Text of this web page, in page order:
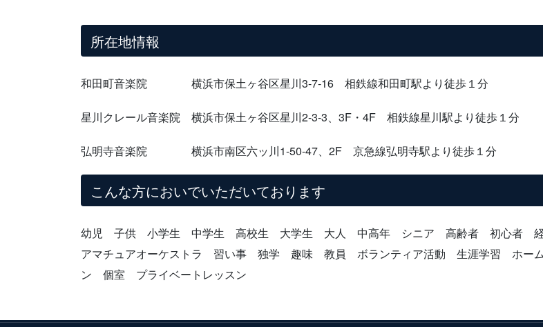
所在地情報
和田町音楽院 横浜市保土ヶ谷区星川3-7-16 相鉄線和田町駅より徒歩１分
星川クレール音楽院 横浜市保土ヶ谷区星川2-3-3、3F・4F 相鉄線星川駅より徒歩１分
弘明寺音楽院 横浜市南区六ッ川1-50-47、2F 京急線弘明寺駅より徒歩１分
こんな方においでいただいております
幼児 子供 小学生 中学生 高校生 大学生 大人 中高年 シニア 高齢者 初心者
アマチュアオーケストラ 習い事 独学 趣味 教員 ボランティア活動 生涯学習 ホ
ン 個室 プライベートレッスン